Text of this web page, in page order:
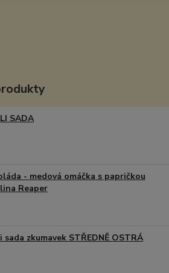
SADA
- medová omáčka s papričkou
Reaper
sada zkumavek STŘEDNĚ OSTRÁ